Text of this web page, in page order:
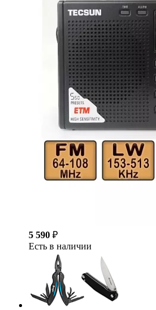
5 590 ₽
Есть в наличии